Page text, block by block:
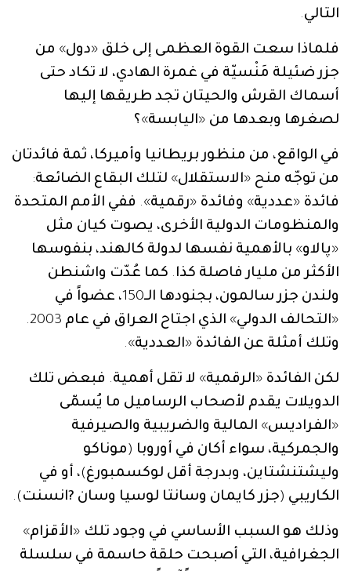
التالي.
فلماذا سعت القوة العظمى إلى خلق «دول» من
جزر ضئيلة مَنْسيّة في غمرة الهادي، لا تكاد حتى
أسماك القرش والحيتان تجد طريقها إليها
لصغرها وبعدها من «اليابسة» ؟
في الواقع، من منظور بريطانيا وأميركا، ثمة فائدتان
من توجّه منح «الاستقلال» لتلك البقاع الضائعة:
فائدة «عددية» وفائدة «رقمية». ففي الأمم المتحدة
والمنظومات الدولية الأخرى، يصوت كيان مثل
«پالاو» بالأهمية نفسها لدولة كالهند، بنفوسها
الأكثر من مليار فاصلة كذا . كما عُدّت واشنطن
ولندن جزر سالمون، بجنودها الـ150، عضواً في
«التحالف الدولي» الذي اجتاح العراق في عام
وتلك أمثلة عن الفائدة «العددية».
لكن الفائدة «الرقمية» لا تقل أهمية. فبعض تلك
الدويلات يقدم لأصحاب الرساميل ما يُسمّى
«الفراديس» المالية والضريبية والصيرفية
والجمركية، سواء أكان في أوروبا (موناكو
وليشتنشتاين، وبدرجة أقل لوكسمبورغ)، أو في
الكاريبي (جزر كايمان وسانتا لوسيا وسان ?انسنت).
وذلك هو السبب الأساسي في وجود تلك «الأقزام»
الجغرافية، التي أصبحت حلقة حاسمة في سلسلة